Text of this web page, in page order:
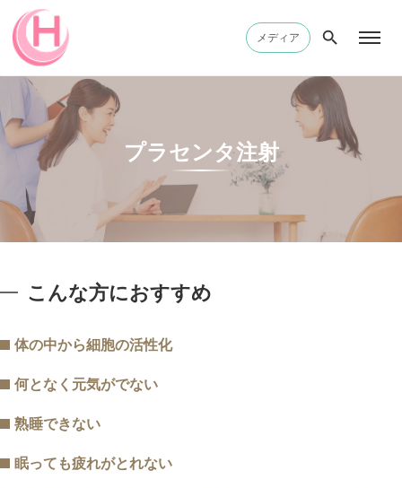
メディア
プラセンタ注射
こんな方におすすめ
体の中から細胞の活性化
何となく元気がでない
熟睡できない
眠っても疲れがとれない